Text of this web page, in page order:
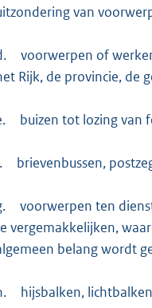
van
voorwerpen of
Rijk, de provincie, de
buizen tot lozing van
brievenbussen,
voorwerpen ten
vergemakkelijken,
belang wordt
hijsbalken,